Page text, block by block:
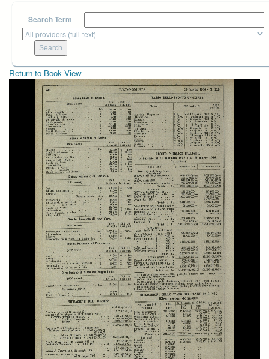
Search Term
Return to Book View